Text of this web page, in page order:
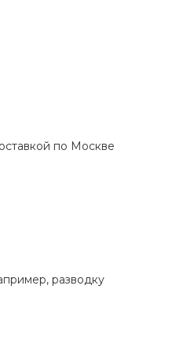
по Москве
разводку